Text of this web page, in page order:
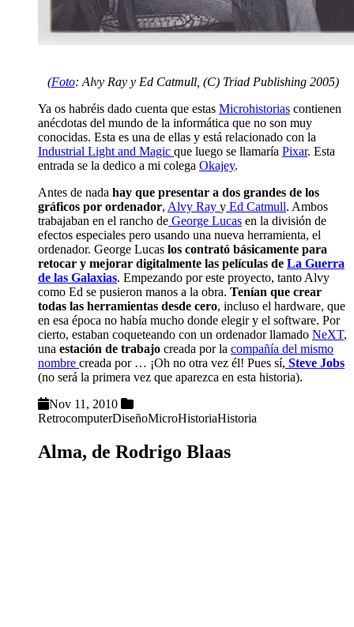
(Foto: Alvy Ray y Ed Catmull, (C) Triad Publishing 2005)
Ya os habréis dado cuenta que estas Microhistorias contienen
anécdotas del mundo de la informática que no son muy
conocidas. Esta es una de ellas y está relacionado con la
Industrial Light and Magic que luego se llamaría Pixar. Esta
entrada se la dedico a mi colega Okajey.
Antes de nada hay que presentar a dos grandes de los
gráficos por ordenador, Alvy Ray y Ed Catmull. Ambos
trabajaban en el rancho de George Lucas en la división de
efectos especiales pero usando una nueva herramienta, el
ordenador. George Lucas los contrató básicamente para
retocar y mejorar digitalmente las películas de La Guerra
de las Galaxias. Empezando por este proyecto, tanto Alvy
como Ed se pusieron manos a la obra. Tenían que crear
todas las herramientas desde cero, incluso el hardware, que
en esa época no había mucho donde elegir y el software. Por
cierto, estaban coqueteando con un ordenador llamado NeXT,
una estación de trabajo creada por la compañía del mismo
nombre creada por … ¡Oh no otra vez él! Pues sí, Steve Jobs
(no será la primera vez que aparezca en esta historia).
Nov 11, 2010
RetrocomputerDiseñoMicroHistoriaHistoria
Alma, de Rodrigo Blaas